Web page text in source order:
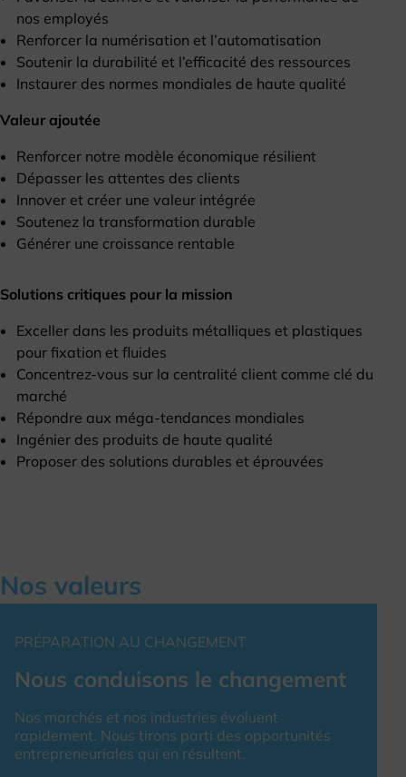
nos employés
Renforcer la numérisation et l’automatisation
Soutenir la durabilité et l’efficacité des ressources
Instaurer des normes mondiales de haute qualité
Valeur ajoutée
Renforcer notre modèle économique résilient
Dépasser les attentes des clients
Innover et créer une valeur intégrée
Soutenez la transformation durable
Générer une croissance rentable
Solutions critiques pour la mission
Exceller dans les produits métalliques et plastiques
pour fixation et fluides
Concentrez-vous sur la centralité client comme clé du
marché
Répondre aux méga-tendances mondiales
Ingénier des produits de haute qualité
Proposer des solutions durables et éprouvées
Nos valeurs
PRÉPARATION AU CHANGEMENT
Nous conduisons le changement
Nos marchés et nos industries évoluent
rapidement. Nous tirons parti des opportunités
entrepreneuriales qui en résultent.